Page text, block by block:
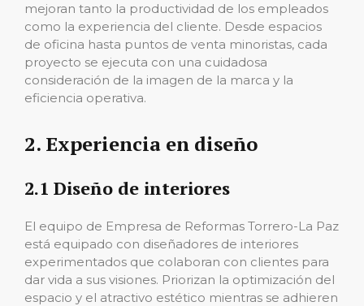
mejoran tanto la productividad de los empleados
como la experiencia del cliente. Desde espacios
de oficina hasta puntos de venta minoristas, cada
proyecto se ejecuta con una cuidadosa
consideración de la imagen de la marca y la
eficiencia operativa.
2. Experiencia en diseño
2.1 Diseño de interiores
El equipo de Empresa de Reformas Torrero-La Paz
está equipado con diseñadores de interiores
experimentados que colaboran con clientes para
dar vida a sus visiones. Priorizan la optimización del
espacio y el atractivo estético mientras se adhieren